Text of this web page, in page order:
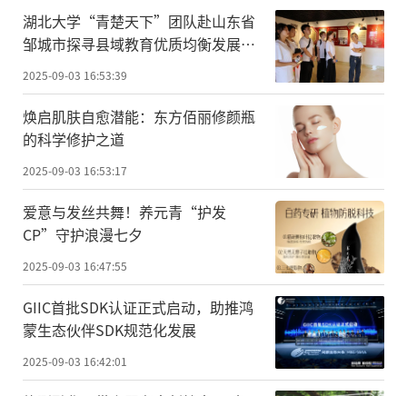
湖北大学“青楚天下”团队赴山东省
邹城市探寻县域教育优质均衡发展路
径
2025-09-03 16:53:39
焕启肌肤自愈潜能：东方佰丽修颜瓶
的科学修护之道
2025-09-03 16:53:17
爱意与发丝共舞！养元青“护发
CP”守护浪漫七夕
2025-09-03 16:47:55
GIIC首批SDK认证正式启动，助推鸿
蒙生态伙伴SDK规范化发展
2025-09-03 16:42:01